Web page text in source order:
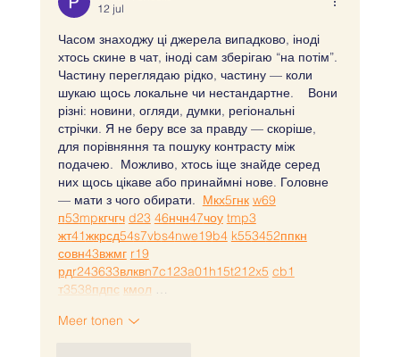
12 jul
Часом знаходжу ці джерела випадково, іноді
хтось скине в чат, іноді сам зберігаю “на потім”.
Частину переглядаю рідко, частину — коли
шукаю щось локальне чи нестандартне.    Вони
різні: новини, огляди, думки, регіональні
стрічки. Я не беру все за правду — скоріше,
для порівняння та пошуку контрасту між
подачею.  Можливо, хтось іще знайде серед
них щось цікаве або принаймні нове. Головне
— мати з чого обирати. Мкх5гнк w69
п53mpкгчгч d23 46нчн47чоу tmp3
жт41жкрсд54s7vbs4nwe19b4 k553452ппкн
совн43вжмг r19
рдr243633влквn7c123a01h15t212x5 cb1
т3538пдпс кмол …
Meer tonen